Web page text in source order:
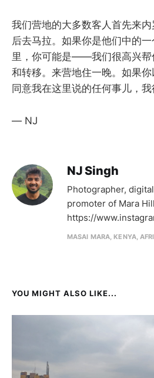
我们营地的大多数客人首先来
后去马拉。如果你是他们中的
里，你可能是——我们很高兴帮
和转移。来营地住一晚。如果
同意我在这里说的任何事儿，我
— NJ
NJ Singh
Photographer,
promoter of Mara
https://
MASAI MARA, KENYA,
YOU MIGHT ALSO LIKE...